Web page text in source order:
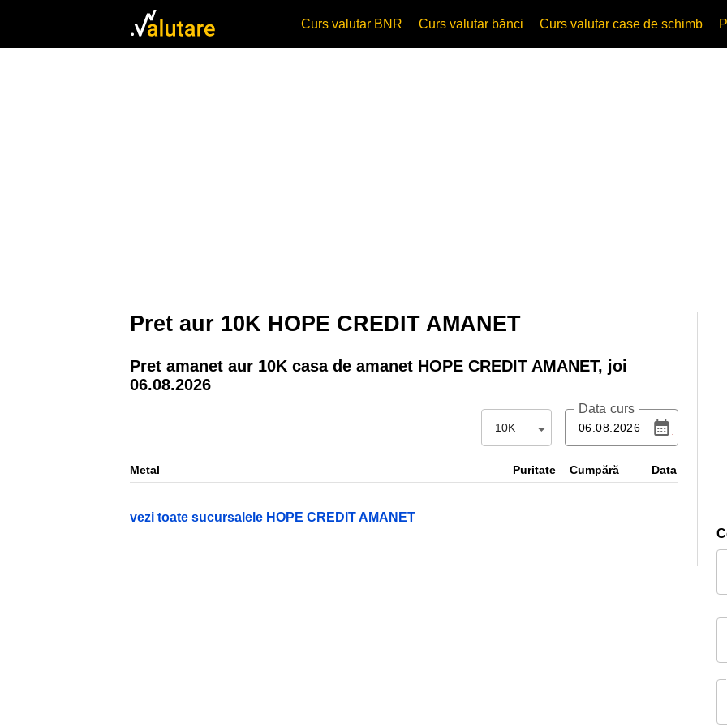
Curs valutar BNR Curs valutar bănci Curs valutar case de schimb
Pret aur 10K HOPE CREDIT AMANET
Pret amanet aur 10K casa de amanet HOPE CREDIT AMANET, joi
06.08.2026
10K
Data curs
Metal Puritate Cumpără Data
vezi toate sucursalele HOPE CREDIT AMANET